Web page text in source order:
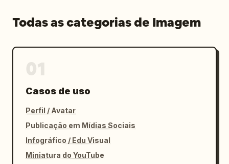
Todas as categorias de Imagem
Casos de uso
Perfil / Avatar
Publicação em Mídias Sociais
Infográfico / Edu Visual
Miniatura do YouTube